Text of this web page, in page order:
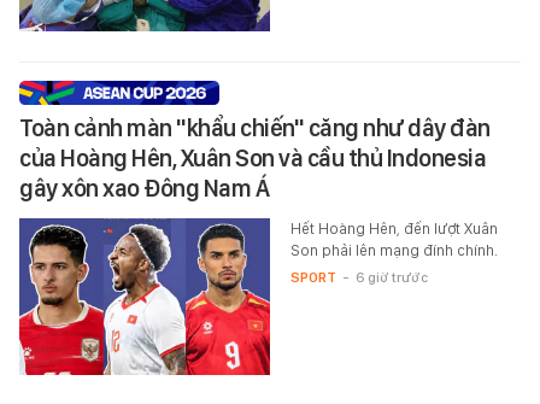
Toàn cảnh màn "khẩu chiến" căng như dây đàn
của Hoàng Hên, Xuân Son và cầu thủ Indonesia
gây xôn xao Đông Nam Á
Hết Hoàng Hên, đến lượt Xuân
Son phải lên mạng đính chính.
SPORT - 6 giờ trước